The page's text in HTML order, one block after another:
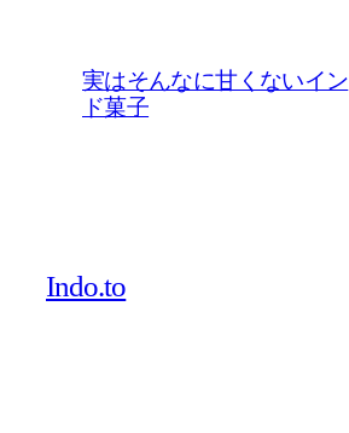
実はそんなに甘くないイン
ド菓子
Indo.to